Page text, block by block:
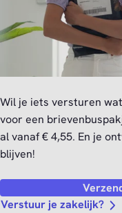
Wil je iets versturen
voor een
al vanaf € 4,55. En je
blijven!
Verstuur je zakelijk?